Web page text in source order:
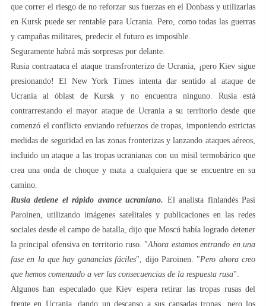
que correr el riesgo de no reforzar sus fuerzas en el Donbass y utilizarlas
en Kursk puede ser rentable para Ucrania. Pero, como todas las guerras
y campañas militares, predecir el futuro es imposible.
Seguramente habrá más sorpresas por delante.
Rusia contraataca el ataque transfronterizo de Ucrania, ¡pero Kiev sigue
presionando! El New York Times intenta dar sentido al ataque de
Ucrania al óblast de Kursk y no encuentra ninguno. Rusia está
contrarrestando el mayor ataque de Ucrania a su territorio desde que
comenzó el conflicto enviando refuerzos de tropas, imponiendo estrictas
medidas de seguridad en las zonas fronterizas y lanzando ataques aéreos,
incluido un ataque a las tropas ucranianas con un misil termobárico que
crea una onda de choque y mata a cualquiera que se encuentre en su
camino.
Rusia detiene el rápido avance ucraniano. El analista finlandés Pasi
Paroinen, utilizando imágenes satelitales y publicaciones en las redes
sociales desde el campo de batalla, dijo que Moscú había logrado detener
la principal ofensiva en territorio ruso. "Ahora estamos entrando en una
fase en la que hay ganancias fáciles", dijo Paroinen. "Pero ahora creo
que hemos comenzado a ver las consecuencias de la respuesta rusa".
Algunos han especulado que Kiev espera retirar las tropas rusas del
frente en Ucrania, dando un descanso a sus cansadas tropas, pero los